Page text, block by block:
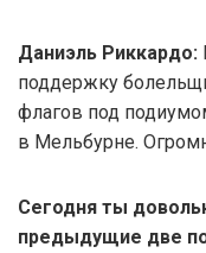
Даниэль Риккардо:
поддержку
флагов под
в Мельбурне.
Сегодня ты
предыдущие две